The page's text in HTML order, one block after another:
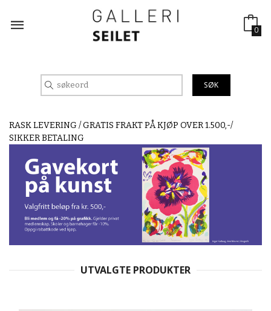
innholdet
0
RASK LEVERING / GRATIS FRAKT PÅ KJØP OVER 1.500,-/
SIKKER BETALING
UTVALGTE PRODUKTER